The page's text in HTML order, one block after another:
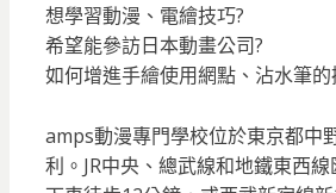
想學習動漫、電繪技巧?
希望能參訪日本動畫公司?
如何增進手繪使用網點、沾水筆的
amps動漫專門學校位於東京都中
利。JR中央、總武線和地鐵東西線